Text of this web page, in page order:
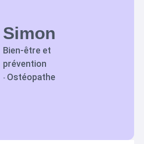
Simon
Bien-être et
prévention
- Ostéopathe